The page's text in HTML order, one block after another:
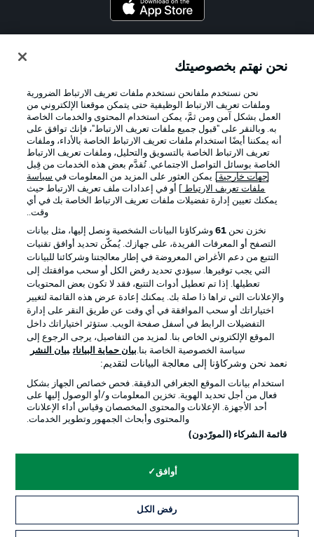
الإعلانات الإخطارات القانونية
شروط الاستخدام الوظائف
جهة النشر تواصل معنا
اللاعبون
© 2026 Bundesliga-Gruppe GmbH
وضع شاشة العرض
نحن نهتم بخصوصيتك
نحن نستخدم ملفانحن نستخدم ملفات تعريف الارتباط الضرورية
وملفات تعريف الارتباط الوظيفية حتى يتمكن موقعنا الإلكتروني من
العمل بشكل آمن ومن ثمَّ، يمكن استخدام المحتوى والخدمات الخاصة
به. وبالنقر على "قبول جميع ملفات تعريف الارتباط"، فإنك توافق على
أنه يمكننا أيضًا استخدام ملفات تعريف الارتباط الخاصة بالأداء، وملفات
تعريف الارتباط الخاصة بالتسويق والتحليل، وملفات تعريف الارتباط
الخاصة بوسائل التواصل الاجتماعي. تُقدَّم بعض هذه الخدمات من قِبل
جهات خارجية . يمكن العثور على المزيد من المعلومات في سياسة
ملفات تعريف الارتباط
] أو في إعدادات ملف تعريف الارتباط حيث
يمكنك تعيين إدارة تفضيلات ملفات تعريف الارتباط الخاصة بك في أي
وقت..
نخزن نحن 61وشركاؤنا البيانات الشخصية ونصل إليها، مثل بيانات
التصفح أو المعرفات الفريدة، على جهازك. يُمكّن تحديد أوافق تقنيات
التتبع من دعم الأغراض المعروضة في إطار معالجتنا وشركائنا للبيانات
التي يجب توفيرها. سيؤدي تحديد رفض الكل أو سحب موافقتك إلى
تعطيلها. إذا تم تعطيل أدوات التتبع، فقد لا تكون بعض المحتويات
والإعلانات التي تراها ذا صلة بك. يمكنك إعادة عرض هذه القائمة لتغيير
اختياراتك أو سحب الموافقة في أي وقت عن طريق النقر على إدارة
التفضيلات الرابط في أسفل صفحة الويب. ستؤثر اختياراتك داخل
الموقع الإلكتروني الخاص بنا. لمزيد من التفاصيل، يرجى الرجوع إلى
سياسة الخصوصية الخاصة بنا.بيان حماية البيانات بيان النشر
نعمد نحن وشركاؤنا إلى معالجة البيانات لتقديم:
استخدام بيانات الموقع الجغرافي الدقيقة. فحص خصائص الجهاز بشكل
فعال من أجل تحديد الهوية. تخزين المعلومات و/أو الوصول إليها على
أحد الأجهزة. الإعلانات والمحتوى المخصصان وقياس أداء الإعلانات
والمحتوى وأبحاث الجمهور وتطوير الخدمات.
قائمة الشركاء (المورّدون)
أوافق
رفض الكل